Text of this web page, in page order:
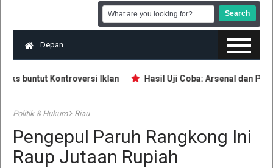
Depan
buntut Kontroversi Iklan Hasil Uji Coba: Arsenal dan PSG
Politik & Hukum Riau
Pengepul Paruh Rangkong Ini
Raup Jutaan Rupiah